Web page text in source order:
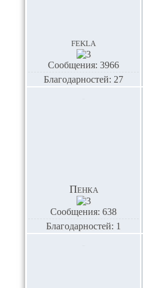
fekla
Сообщения: 3966
Благодарностей: 27
Пенка
Сообщения: 638
Благодарностей: 1